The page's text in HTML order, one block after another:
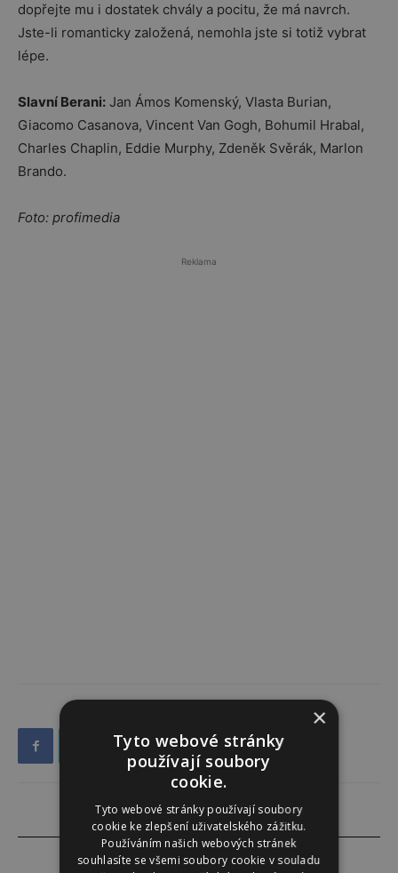
dopřejte mu i dostatek chvály a pocitu, že má navrch.
Jste-li romanticky založená, nemohla jste si totiž vybrat
lépe.
Slavní Berani: Jan Ámos Komenský, Vlasta Burian,
Giacomo Casanova, Vincent Van Gogh, Bohumil Hrabal,
Charles Chaplin, Eddie Murphy, Zdeněk Svěrák, Marlon
Brando.
Foto: profimedia
Reklama
×
Tyto webové stránky
používají soubory
cookie.
Tyto webové stránky používají soubory
cookie ke zlepšení uživatelského zážitku.
Používáním našich webových stránek
souhlasíte se všemi soubory cookie v souladu